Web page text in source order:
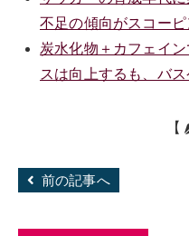
不足の傾向がスコー
炭水化物＋カフェイ
スは向上するも、バ
【
前の記事へ